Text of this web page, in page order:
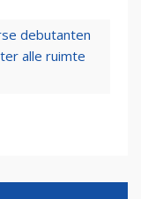
debutanten
alle ruimte